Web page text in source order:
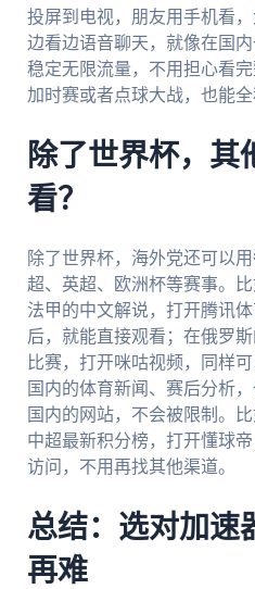
投屏到电视，朋友用手机看
边看边语音聊天，就像在国内
稳定无限流量，不用担心看
加时赛或者点球大战，也能全
除了世界杯，其
看？
除了世界杯，海外党还可以用
超、英超、欧洲杯等赛事。
法甲的中文解说，打开腾讯体
后，就能直接观看；在俄罗
比赛，打开咪咕视频，同样
国内的体育新闻、赛后分析
国内的网站，不会被限制。
中超最新积分榜，打开懂球
访问，不用再找其他渠道。
总结：选对加速
再难